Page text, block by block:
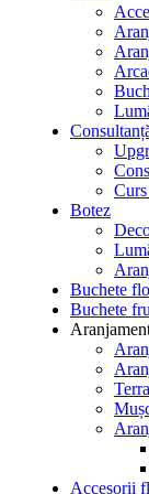
Botez
Buchete
Buchete
Accesorii